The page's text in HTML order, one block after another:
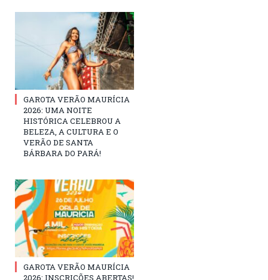
GAROTA VERÃO MAURÍCIA
2026: UMA NOITE
HISTÓRICA CELEBROU A
BELEZA, A CULTURA E O
VERÃO DE SANTA
BÁRBARA DO PARÁ!
GAROTA VERÃO MAURÍCIA
2026: INSCRIÇÕES ABERTAS!